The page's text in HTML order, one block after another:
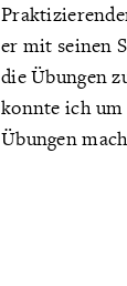
er mit seinen
die Übungen
konnte ich um
Übungen